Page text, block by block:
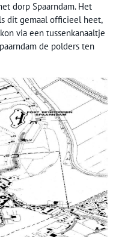
dorp Spaarndam. Het
dit gemaal officieel heet,
via een tussenkanaaltje
de polders ten